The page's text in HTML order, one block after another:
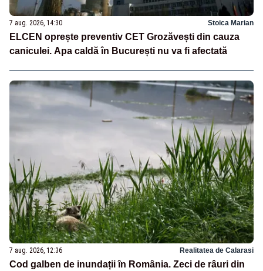
7 aug. 2026, 14:30 Stoica Marian
ELCEN oprește preventiv CET Grozăvești din cauza
caniculei. Apa caldă în București nu va fi afectată
7 aug. 2026, 12:36 Realitatea de Calarasi
Cod galben de inundații în România. Zeci de râuri din